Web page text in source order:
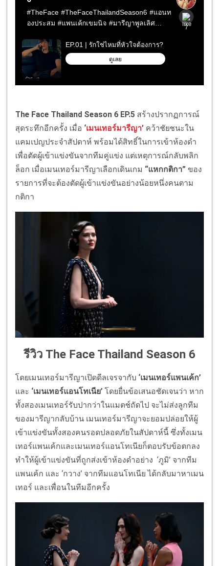
The Face Thailand Season 6 EP.5 สร้างปรากฏการณ์
สุดระทึกอีกครั้ง เมื่อ ‘เมนเทอร์มารีญา’ คว้าชัยชนะใน
แคมเปญประจำสัปดาห์ พร้อมได้สิทธิ์ในการเข้าห้องดำ
เพื่อตัดผู้เข้าแข่งขันจากทีมคู่แข่ง แต่เหตุการณ์กลับพลิก
ล็อก เมื่อเมนเทอร์มารีญาเลือกเดินเกม “แหกกติกา” ของ
รายการที่จะต้องตัดผู้เข้าแข่งขันอย่างน้อยหนึ่งคนตาม
กติกา
รีวิว The Face Thailand Season 6
โดยเมนเทอร์มารีญาเปิดดีลเจรจากับ ‘เมนเทอร์แพนเค้ก’
และ ‘เมนเทอร์แอนโทเนีย’ โดยยื่นข้อเสนอชัดเจนว่า หาก
ทั้งสองเมนเทอร์รับปากว่าในแมตช์ถัดไป จะไม่ส่งลูกทีม
ของมารีญากลับบ้าน เมนเทอร์มารีญาจะยอมปล่อยให้ผู้
เข้าแข่งขันทั้งสองคนรอดปลอดภัยในสัปดาห์นี้ ซึ่งทั้งเมน
เทอร์แพนเค้กและเมนเทอร์แอนโทเนียก็ตอบรับข้อตกลง
ทำให้ผู้เข้าแข่งขันที่ถูกส่งเข้าห้องดำอย่าง ‘ภูมิ’ จากทีม
แพนเค้ก และ ‘กวาง’ จากทีมแอนโทเนีย ได้กลับมาหาเมน
เทอร์ และเพื่อนในทีมอีกครั้ง